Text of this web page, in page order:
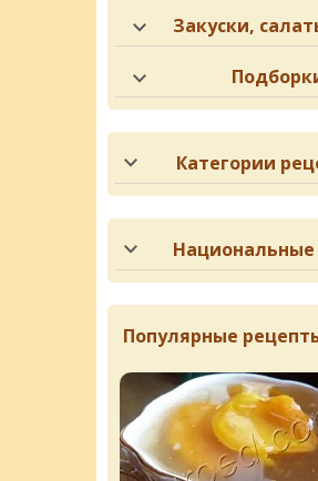
Закуски,
Категории
Национальные
Популярные